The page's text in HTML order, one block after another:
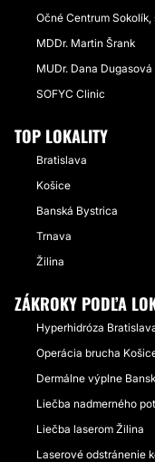
Očné Centrum Sokolík,
MDDr. Martin Šrank
MUDr. Dana Dugasová
SOFYC Clinic
TOP LOKALITY
Bratislava
Košice
Banská Bystrica
Trnava
Žilina
ZÁKROKY PODĽA
Hyperhidróza
Operácia brucha
Dermálne výplne
Liečba nadmerného
Liečba laserom Žilina
Laserové odstránenie